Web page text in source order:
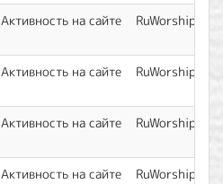
Активность на сайте RuWorship
Активность на сайте RuWorship
Активность на сайте RuWorship
Активность на сайте RuWorship